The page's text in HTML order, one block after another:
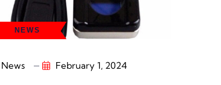
NEWS
News February 1, 2024